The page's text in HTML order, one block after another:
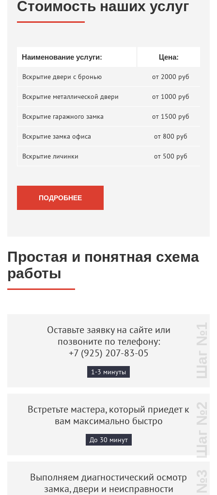
Простая и понятная схема
работы
Оставьте заявку на сайте или
позвоните по телефону:
+7 (925) 207-83-05
1-3 минуты Шаг №1
Встретьте мастера, который приедет к
вам максимально быстро
До 30 минут Шаг №2
Выполняем диагностический осмотр
замка, двери и неисправности
Стоимость наших услуг
Наименование услуги: Цена:
Вскрытие двери с бронью от 2000 руб
Вскрытие металлической двери от 1000 руб
Вскрытие гаражного замка от 1500 руб
Вскрытие замка офиса от 800 руб
Вскрытие личинки от 500 руб
ПОДРОБНЕЕ